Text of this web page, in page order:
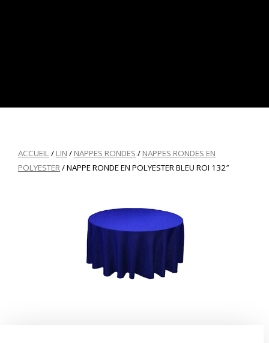
ACCUEIL/ LIN / NAPPES RONDES / NAPPES RONDES EN
POLYESTER/ NAPPE RONDE EN POLYESTER BLEU ROI 132″